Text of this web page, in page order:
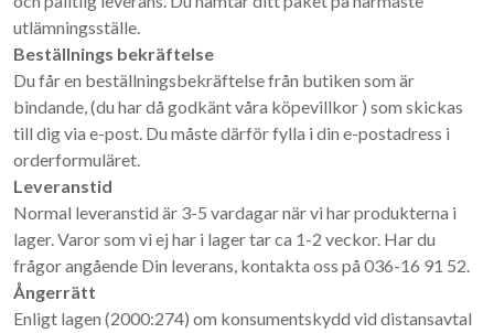
utlämningsställe.
Beställnings bekräftelse
Du får en beställningsbekräftelse från butiken som är
bindande, (du har då godkänt våra köpevillkor ) som skickas
till dig via e-post. Du måste därför fylla i din e-postadress i
orderformuläret.
Leveranstid
Normal leveranstid är 3-5 vardagar när vi har produkterna i
lager. Varor som vi ej har i lager tar ca 1-2 veckor. Har du
frågor angående Din leverans, kontakta oss på 036-16 91 52.
Ångerrätt
Enligt lagen (2000:274) om konsumentskydd vid distansavtal